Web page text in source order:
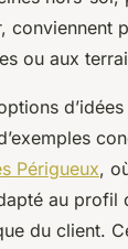
conviennent
ou aux
Périgueux,
au profil
du client.